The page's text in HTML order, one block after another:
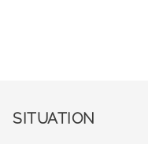
SITUATION